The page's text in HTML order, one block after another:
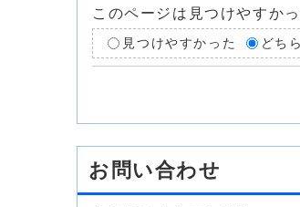
このページは見つけやすか
見つけやすかった どち
お問い合わせ